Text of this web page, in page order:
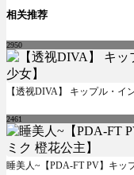
相关推荐
2950
【透视DIVA】 キップル・イ
2461
睡美人~【PDA-FT PV】キッ